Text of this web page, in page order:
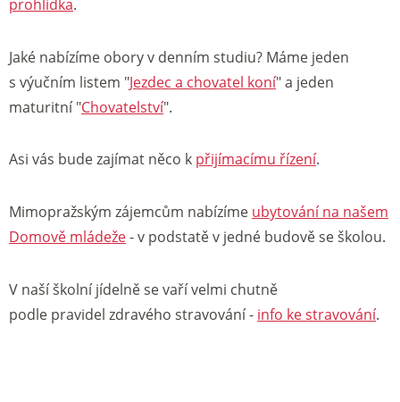
prohlídka.
Jaké nabízíme obory v denním studiu? Máme jeden
s výučním listem "Jezdec a chovatel koní" a jeden
maturitní "Chovatelství".
Asi vás bude zajímat něco k přijímacímu řízení.
Mimopražským zájemcům nabízíme ubytování na našem
Domově mládeže- v podstatě v jedné budově se školou.
V naší školní jídelně se vaří velmi chutně
podle pravidel zdravého stravování - info ke stravování.